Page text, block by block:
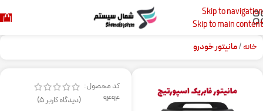
Skip to navigation
Skip to main content
خانه مانیتور خودرو
کد محصول:
9494
(دیدگاه کاربر5
)